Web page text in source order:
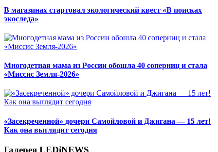
В магазинах стартовал экологический квест «В поисках
экоследа»
Многодетная мама из России обошла 40 соперниц и стала
«Миссис Земля-2026»
«Засекреченной» дочери Самойловой и Джигана — 15 лет!
Как она выглядит сегодня
Галерея LEDiNEWS